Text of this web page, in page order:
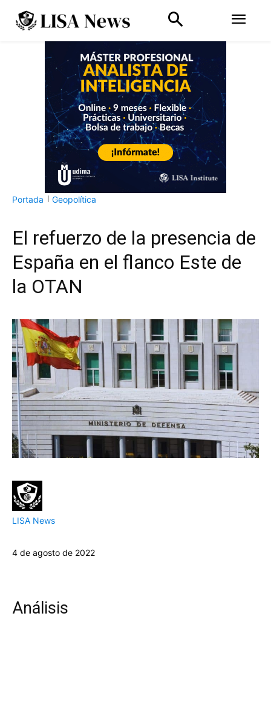
Portada Geopolítica
El refuerzo de la presencia de
España en el flanco Este de
la OTAN
LISA News
4 de agosto de 2022
Análisis